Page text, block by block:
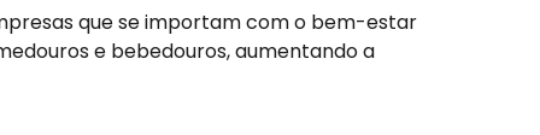
que se importam com o bem-estar
e bebedouros, aumentando a